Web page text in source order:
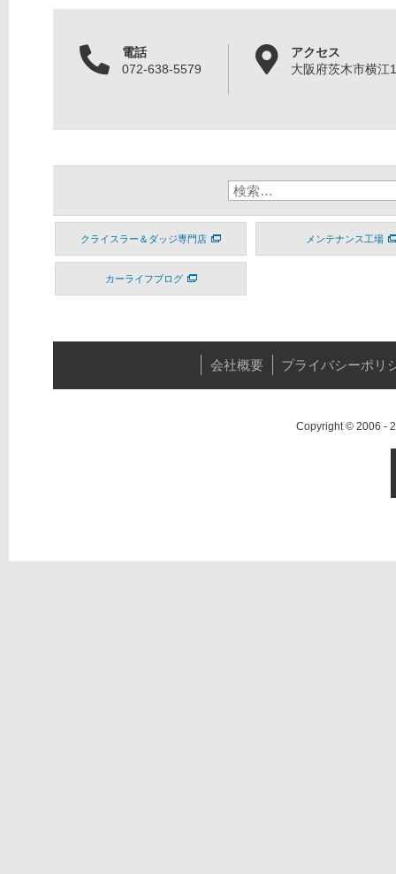
電話
072-638-5579
アクセス
大阪府茨木市横江
クライスラー＆ダッジ専門店 メンテナンス工場
カーライフブログ
会社概要 プライバシーポリ
Copyright © 2006 -